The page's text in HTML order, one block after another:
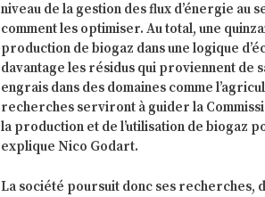
niveau de la gestion des flux d’énergie au
comment les optimiser. Au total, une
production de biogaz dans une logique
davantage les résidus qui proviennent de
engrais dans des domaines comme
recherches serviront à guider la
la production et de l’utilisation de biogaz
explique Nico Godart.
La société poursuit donc ses recherches,